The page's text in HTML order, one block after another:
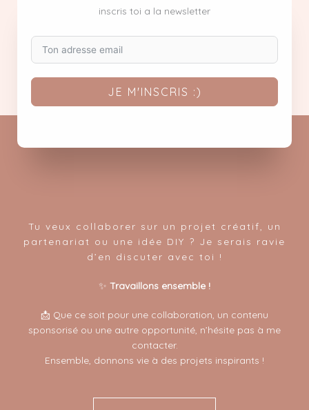
inscris toi a la newsletter
JE M'INSCRIS :)
Tu veux collaborer sur un projet créatif, un
partenariat ou une idée DIY ? Je serais ravie
d’en discuter avec toi !
✨ Travaillons ensemble !
📩 Que ce soit pour une collaboration, un contenu
sponsorisé ou une autre opportunité, n’hésite pas à me
contacter.
Ensemble, donnons vie à des projets inspirants !